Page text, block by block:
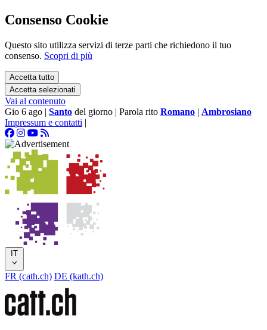
Consenso Cookie
Questo sito utilizza servizi di terze parti che richiedono il tuo
consenso. Scopri di più
Accetta tutto
Accetta selezionati
Vai al contenuto
Gio 6 ago | Santo del giorno | Parola rito Romano | Ambrosiano
Impressum e contatti |
IT
FR (cath.ch) DE (kath.ch)